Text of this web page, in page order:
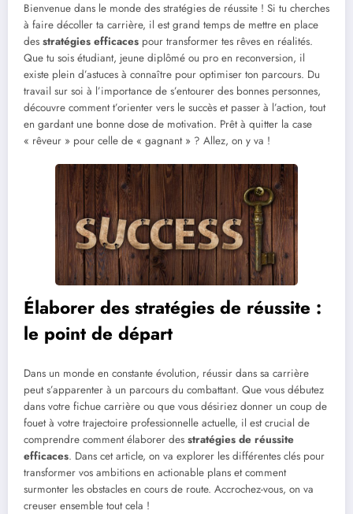
Bienvenue dans le monde des stratégies de réussite ! Si tu cherches
à faire décoller ta carrière, il est grand temps de mettre en place
des stratégies efficaces pour transformer tes rêves en réalités.
Que tu sois étudiant, jeune diplômé ou pro en reconversion, il
existe plein d’astuces à connaître pour optimiser ton parcours. Du
travail sur soi à l’importance de s’entourer des bonnes personnes,
découvre comment t’orienter vers le succès et passer à l’action, tout
en gardant une bonne dose de motivation. Prêt à quitter la case
« rêveur » pour celle de « gagnant » ? Allez, on y va !
Élaborer des stratégies de réussite :
le point de départ
Dans un monde en constante évolution, réussir dans sa carrière
peut s’apparenter à un parcours du combattant. Que vous débutez
dans votre fichue carrière ou que vous désiriez donner un coup de
fouet à votre trajectoire professionnelle actuelle, il est crucial de
comprendre comment élaborer des stratégies de réussite
efficaces. Dans cet article, on va explorer les différentes clés pour
transformer vos ambitions en actionable plans et comment
surmonter les obstacles en cours de route. Accrochez-vous, on va
creuser ensemble tout cela !